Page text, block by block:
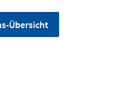
Übersicht